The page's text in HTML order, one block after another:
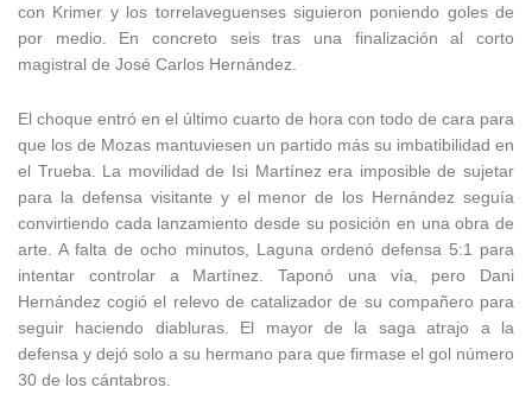
con Krimer y los torrelaveguenses siguieron poniendo goles de
por medio. En concreto seis tras una finalización al corto
magistral de José Carlos Hernández.
El choque entró en el último cuarto de hora con todo de cara para
que los de Mozas mantuviesen un partido más su imbatibilidad en
el Trueba. La movilidad de Isi Martínez era imposible de sujetar
para la defensa visitante y el menor de los Hernández seguía
convirtiendo cada lanzamiento desde su posición en una obra de
arte. A falta de ocho minutos, Laguna ordenó defensa 5:1 para
intentar controlar a Martínez. Taponó una vía, pero Dani
Hernández cogió el relevo de catalizador de su compañero para
seguir haciendo diabluras. El mayor de la saga atrajo a la
defensa y dejó solo a su hermano para que firmase el gol número
30 de los cántabros.